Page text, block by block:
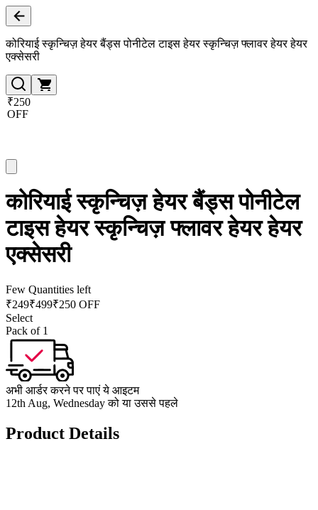
कोरियाई स्कृन्चिज़ हेयर बैंड्स पोनीटेल टाइस हेयर स्कृन्चिज़ फ्लावर हेयर हेयर
एक्सेसरी
₹250
OFF
कोरियाई स्कृन्चिज़ हेयर बैंड्स पोनीटेल
टाइस हेयर स्कृन्चिज़ फ्लावर हेयर हेयर
एक्सेसरी
Few Quantities left
₹249₹499₹250 OFF
Select
Pack of 1
अभी आर्डर करने पर पाएं ये आइटम
12th Aug, Wednesday को या उससे पहले
Product Details